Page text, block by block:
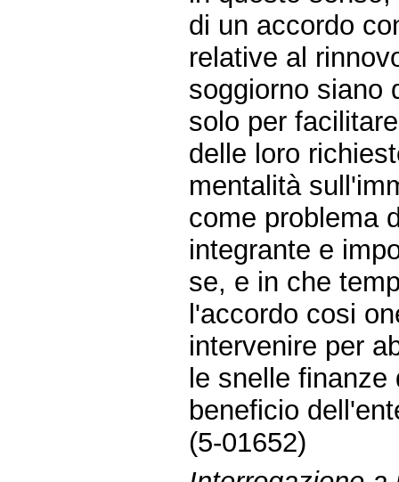
di un accordo
relative al
soggiorno siano
solo per
delle loro
mentalità
come problema
integrante e
se, e in che
l'accordo cosi
intervenire per
le snelle
beneficio
(5-01652)